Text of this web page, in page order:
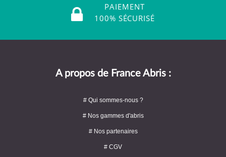
PAIEMENT
100% SÉCURISÉ
A propos de France Abris :
# Qui sommes-nous ?
# Nos gammes d'abris
# Nos partenaires
# CGV